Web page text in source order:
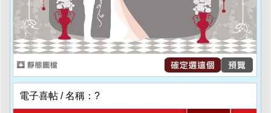
電子喜帖 / 名稱：?